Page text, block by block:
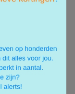
dan anderen
traden
en
je